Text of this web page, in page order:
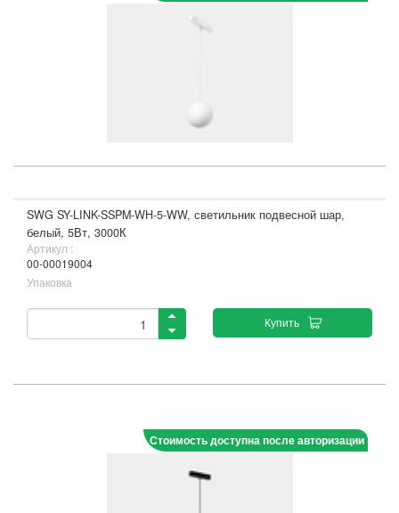
SWG SY-LINK-SSPM-WH-5-WW, светильник подвесной шар,
белый, 5Вт, 3000К
Артикул :
00-00019004
Упаковка
Купить
Стоимость доступна после авторизации